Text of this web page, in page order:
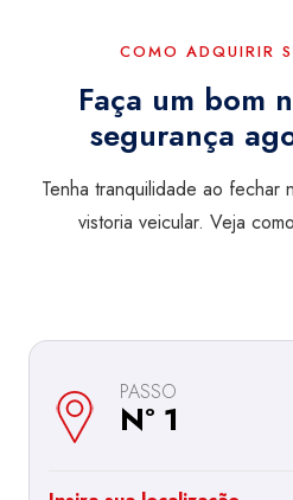
COMO ADQUIRIR
Faça um bom
segurança
Tenha tranquilidade ao fechar
vistoria veicular. Veja
PASSO
Nº 1